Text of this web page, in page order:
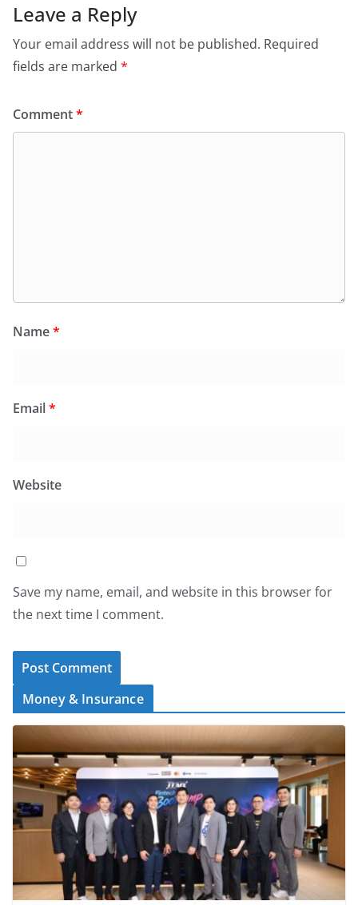
Leave a Reply
Your email address will not be published. Required
fields are marked *
Comment*
Name*
Email*
Website
Save my name, email, and website in this browser for
the next time I comment.
Money & Insurance